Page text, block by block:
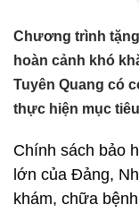
Chương trình
hoàn cảnh khó
Tuyên Quang có
thực hiện mục
Chính sách bảo
lớn của Đảng,
khám, chữa